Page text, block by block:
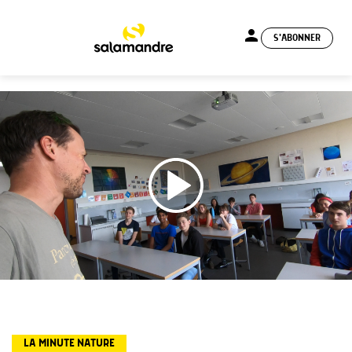
person S'ABONNER
LA MINUTE NATURE